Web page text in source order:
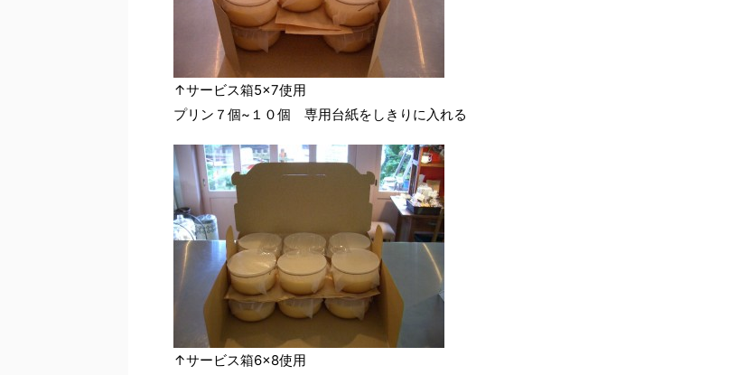
↑サービス箱5×7使用
プリン７個~１０個 専用台紙をしきりに入れる
↑サービス箱6×8使用